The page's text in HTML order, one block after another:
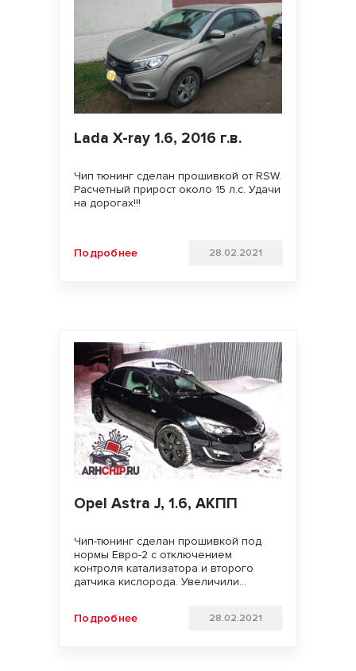
Lada X-ray 1.6, 2016 г.в.
Чип тюнинг сделан прошивкой от RSW.
Расчетный прирост около 15 л.с. Удачи
на дорогах!!!
Подробнее 28.02.2021
Opel Astra J, 1.6, АКПП
Чип-тюнинг сделан прошивкой под
нормы Евро-2 с отключением
контроля катализатора и второго
датчика кислорода. Увеличили
отзывчивость педали газа. Удачи на
Подробнее 28.02.2021